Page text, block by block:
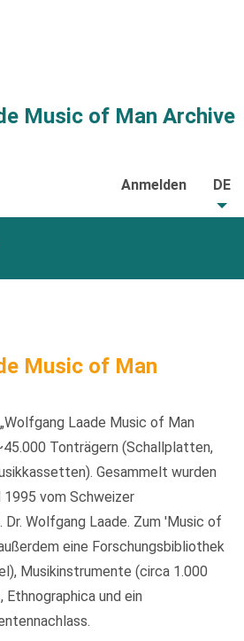
Music of Man Archive
Anmelden DE
Music of Man
Laade Music of Man
Tonträgern (Schallplatten,
Gesammelt wurden
vom Schweizer
Wolfgang Laade. Zum 'Music of
eine Forschungsbibliothek
Musikinstrumente (circa 1.000
und ein